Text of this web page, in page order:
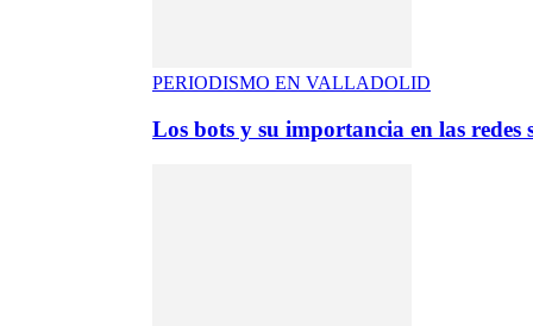
PERIODISMO EN VALLADOLID
Los bots y su importancia en las redes